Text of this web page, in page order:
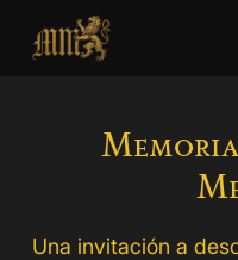
main
Una invitación a